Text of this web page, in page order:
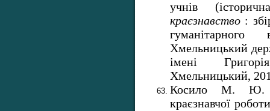
учнів
краєзнавство :
Хмельницький
імені
Хмельницький,
Косило М. Ю.
краєзнавчої